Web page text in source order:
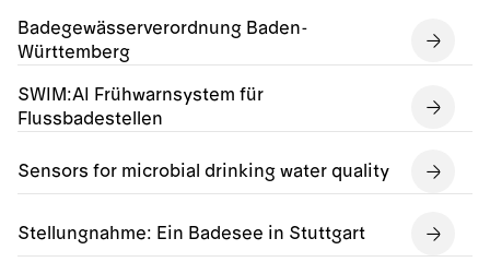
Badegewässerverordnung Baden-
Württemberg
SWIM:AI Frühwarnsystem für
Flussbadestellen
Sensors for microbial drinking water quality
Stellungnahme: Ein Badesee in Stuttgart